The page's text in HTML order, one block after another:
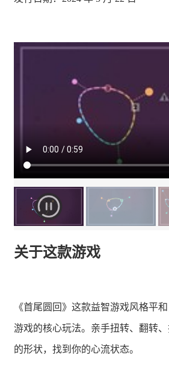
关于这款游戏
《首尾圆回》这款益智游戏风格平
游戏的核心玩法。亲手扭转、翻转
的形状，找到你的心流状态。